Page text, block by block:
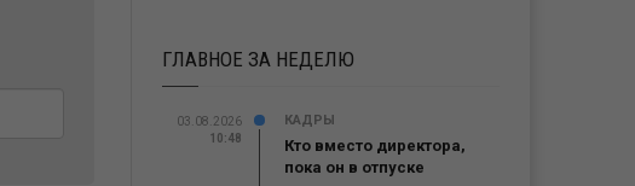
ГЛАВНОЕ ЗА НЕДЕЛЮ
03.08.2026
10:48
КАДРЫ
Кто вместо директора,
пока он в отпуске